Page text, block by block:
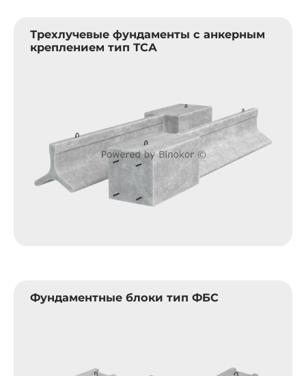
Трехлучевые фундаменты с анкерным
креплением тип ТСА
Фундаментные блоки тип ФБС